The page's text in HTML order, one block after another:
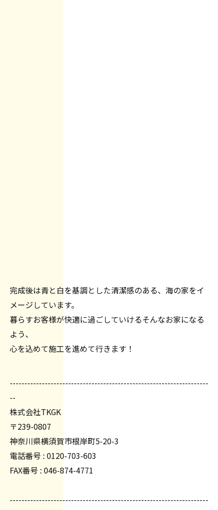
完成後は青と白を基調とした清潔感のある、海の家をイ
メージしています。
暮らすお客様が快適に過ごしていけるそんなお家になる
よう、
心を込めて施工を進めて行きます！
--------------------------------------------------------------------
--
株式会社TKGK
〒239-0807
神奈川県横須賀市根岸町5-20-3
電話番号 : 0120-703-603
FAX番号 : 046-874-4771
--------------------------------------------------------------------